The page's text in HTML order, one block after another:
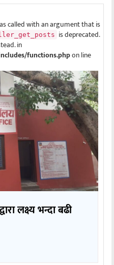
called with an argument that is
is deprecated.
in
functions.phpon line
लक्ष्य भन्दा बढी